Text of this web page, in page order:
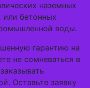
наземных
или бетонных
воды.
гарантию на
не сомневаться в
Оставьте заявку